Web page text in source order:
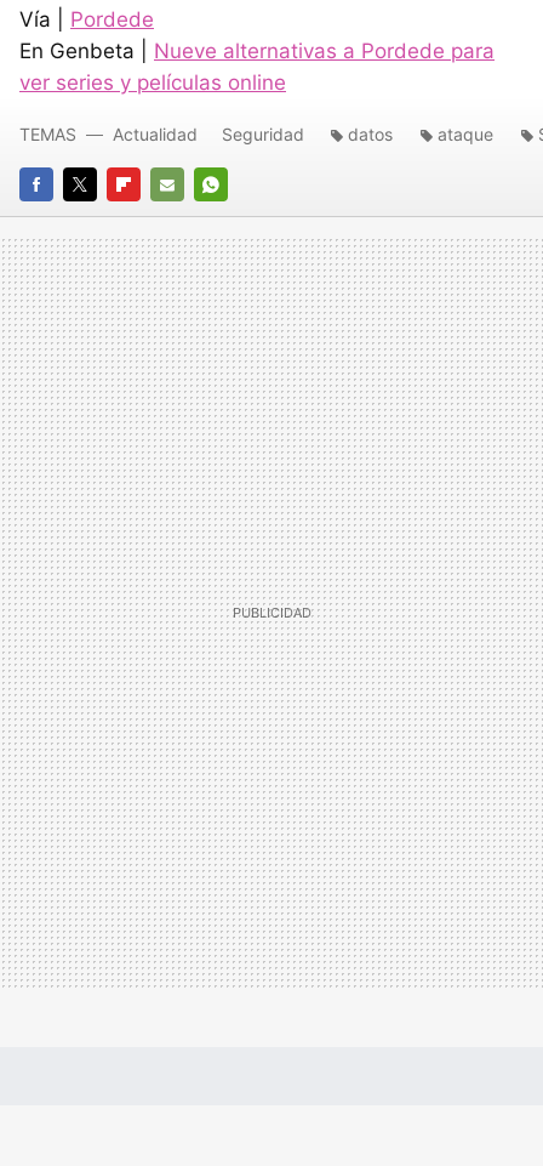
Vía | Pordede
En Genbeta | Nueve alternativas a Pordede para
ver series y películas online
FACEBOOK
TWITTERFLIPBOARD
E-
MAIL
WHATSAPP
TEMAS Actualidad Seguridad datos ataque